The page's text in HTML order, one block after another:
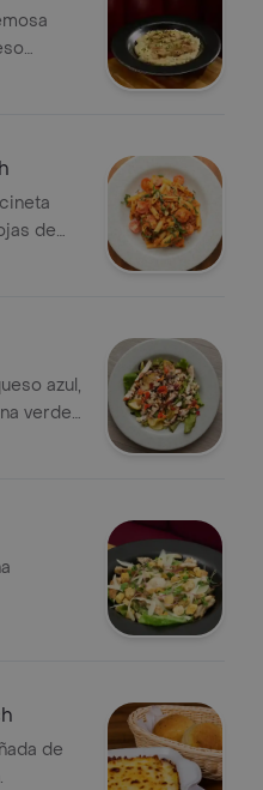
+
de
salsa
azul,
verde
baby
de